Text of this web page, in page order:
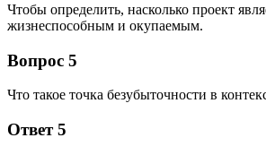
Чтобы определить, насколько проект
жизнеспособным и окупаемым.
Вопрос 5
Что такое точка безубыточности в
Ответ 5